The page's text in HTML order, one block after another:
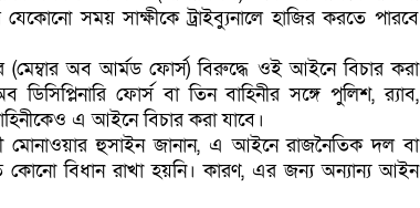
সময় সাক্ষীকে ট্রাইব্যুনালে হাজির করতে পারবে
(মেম্বার অব আর্মড ফোর্স) বিরুদ্ধে ওই আইনে বিচার করা
ফোর্স বা তিন বাহিনীর সঙ্গে পুলিশ, র‍্যাব,
এ আইনে বিচার করা যাবে।
মোনাওয়ার হুসাইন জানান, এ আইনে রাজনৈতিক দল বা
বিধান রাখা হয়নি। কারণ, এর জন্য অন্যান্য আইন